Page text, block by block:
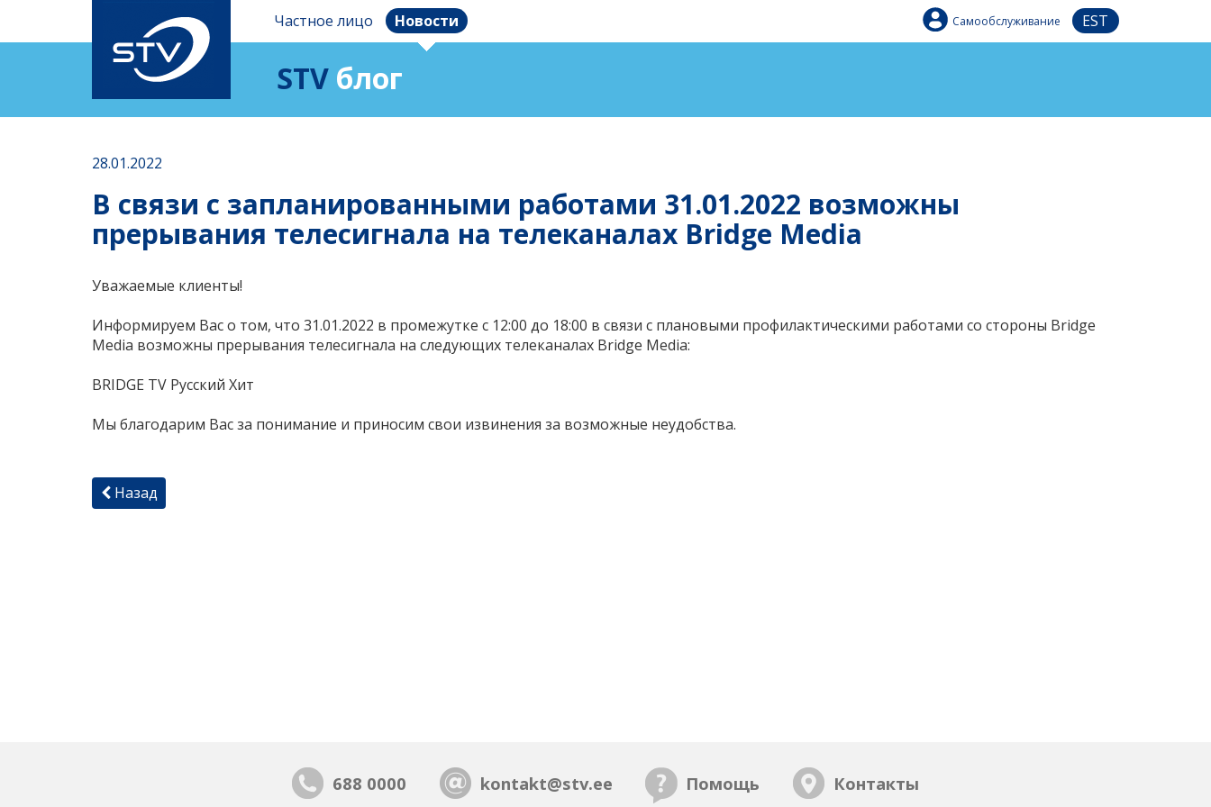
Частное лицо Новости Самообслуживание EST
STV блог
28.01.2022
В связи с запланированными работами 31.01.2022 возможны
прерывания телесигнала на телеканалах Bridge Media
Уважаемыe клиенты!
Информируем Вас о том, что 31.01.2022 в промежутке с 12:00 до 18:00 в связи с плановыми профилактическими работами со стороны Bridge
Media возможны прерывания телесигнала на следующих телеканалах Bridge Media:
BRIDGE TV Русский Хит
Мы благодарим Вас за понимание и приносим свои извинения за возможные неудобства.
Назад
688 0000 kontakt@stv.ee Помощь Контакты